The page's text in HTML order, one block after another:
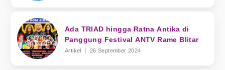
Ada TRIAD hingga Ratna Antika di
Panggung Festival ANTV Rame Blitar
Artikel 26 September 2024